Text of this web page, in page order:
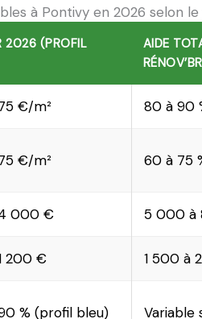
à Pontivy en 2026 selon
2026 (PROFIL
AIDE
€/m² 80 à 90
€/m² 60 à 75
4 000 € 5 000 à
200 € 1 500 à
% (profil bleu) Variable